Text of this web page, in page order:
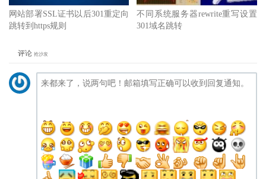
网站部署SSL证书以后301重定向
跳转到https规则
不同系统服务器rewrite重写设置
301域名跳转
评论 抢沙发